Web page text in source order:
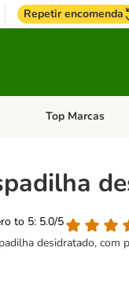
Repetir encomenda
PássarosAbrir menu de
Top Marcas
to 5: 5.0/5
desidratado, com